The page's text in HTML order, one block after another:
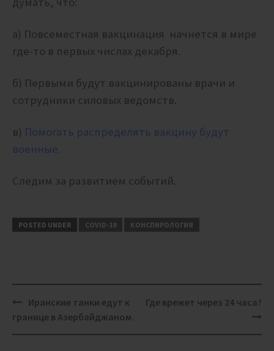
а) Повсеместная вакцинация начнется в мире
где-то в первых числах декабря.
б) Первыми будут вакцинированы врачи и
сотрудники силовых ведомств.
в) Помогать распределять вакцину будут
военные.
Следим за развитием событий.
POSTED UNDER COVID-19 КОНСПИРОЛОГИЯ
Post
navigation
Иранские танки едут к
границе в Азербайджаном.
Где врежет через 24 часа?